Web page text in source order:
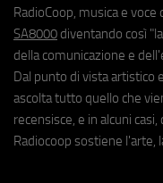
RadioCoop, musica e
SA8000 diventando così
della comunicazione e
Dal punto di vista artistico
ascolta tutto quello che
recensisce, e in alcuni
Radiocoop sostiene l'arte,